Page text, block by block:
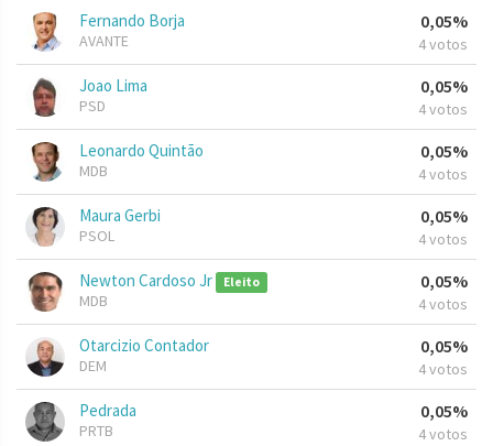
Fernando Borja
AVANTE
0,05%
4 votos
Joao Lima
PSD
0,05%
4 votos
Leonardo Quintão
MDB
0,05%
4 votos
Maura Gerbi
PSOL
0,05%
4 votos
Newton Cardoso Jr Eleito
MDB
0,05%
4 votos
Otarcizio Contador
DEM
0,05%
4 votos
Pedrada
PRTB
0,05%
4 votos